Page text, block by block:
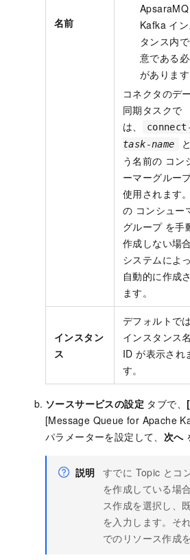
名前
Kafka イン
タンス内
意である
があります
コネクタのデ
同期タスクで
は、
task-name
う名前の コン
ーマーグルー
使用されます
の コンシュー
グループを手
作成しない場合
システムによ
自動的に作成
ます。
インスタン
ス
デフォルトでは
インスタンス
ID が表示され
す。
ソースサービスの設定 タブで、
[Message Queue for Apache
パラメーターを設定して、 次へ
説明 すでに Topic と コ
を作成している場
ス作成を選択し、
を入力します。そ
でのリソース作成